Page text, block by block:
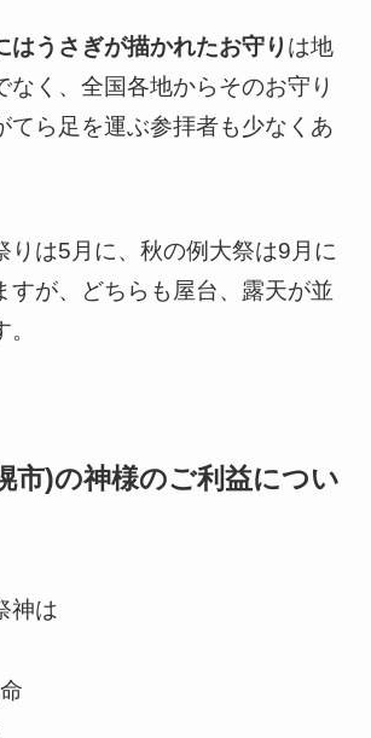
はうさぎが描かれたお守り は地
なく、全国各地からそのお守り
てら足を運ぶ参拝者も少なくあ
りは5月に、秋の例大祭は9月に
すが、どちらも屋台、露天が並
市)の神様のご利益につい
神は